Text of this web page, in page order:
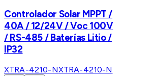
Controlador Solar MPPT /
40A / 12/24V / Voc 100V
/ RS-485 / Baterías Litio /
IP32
XTRA-4210-NXTRA-4210-N